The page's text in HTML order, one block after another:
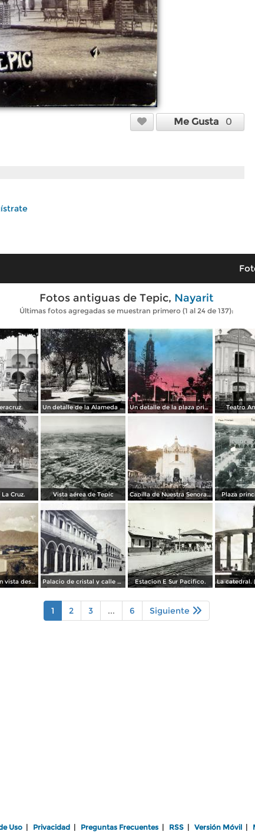
Me Gusta 0
Fotos antiguas de Tepic, Nayarit
Últimas fotos agregadas se muestran primero (1 al 24 de 137):
Un detalle de la Alameda ( Circulada el 28 de Junio de 1940 ). Un detalle de la plaza principal ( Circulada el 5 de Junio de 1945 ). Teatro
Cruz. Vista aérea de Tepic Capilla de Nuestra Senora de Guadalupe en Barranca el Pichon. Plaza
Monte San Juan vista desde Tepic ( Circulada el 30 de Agosto de 1908 ). Palacio de cristal y calle de Lerdo.( Circulada el 26 de Diciembre de 1919 ). Estacion E Sur Pacifico.
1 2 3 ... 6 Siguiente
Uso Privacidad Preguntas Frecuentes RSS Versión Móvil